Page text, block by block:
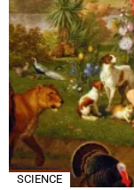
SCIENCE